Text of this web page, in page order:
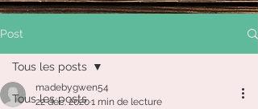
Post
Tous les posts
Tous les posts
madebygwen54
22 déc. 20201 min de lecture